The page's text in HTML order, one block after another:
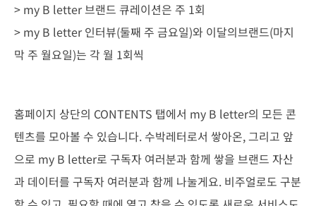
> my B letter 브랜드 큐레이션은 주 1회
> my B letter 인터뷰(둘째 주 금요일)와 이달의브랜드(마지
막 주 월요일)는 각 월 1회씩
홈페이지 상단의 CONTENTS 탭에서 my B letter의 모든 콘
텐츠를 모아볼 수 있습니다. 수박레터로서 쌓아온, 그리고 앞
으로 my B letter로 구독자 여러분과 함께 쌓을 브랜드 자산
과 데이터를 구독자 여러분과 함께 나눌게요. 비주얼로도 구분